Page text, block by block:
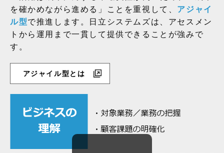
を確かめながら進める」ことを重視して、 アジャイ
ル型で推進します。日立システムズは、アセスメン
トから運用まで一貫して提供できることが強みで
す。
アジャイル型とは